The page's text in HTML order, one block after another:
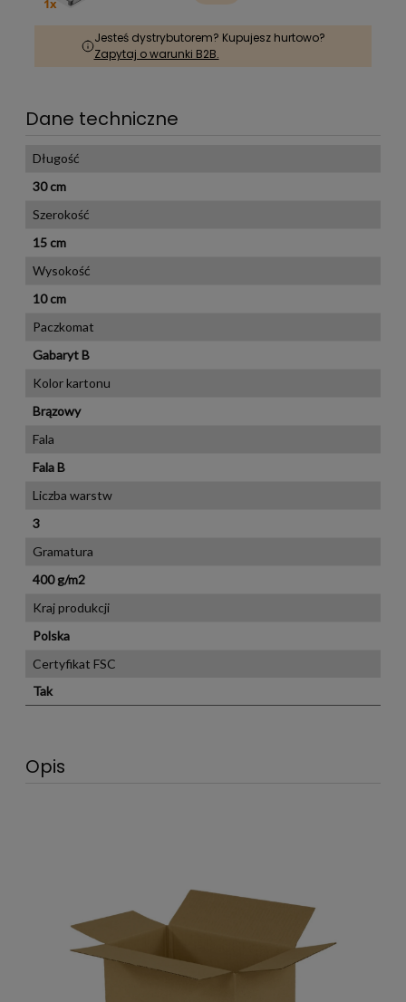
Jesteś dystrybutorem? Kupujesz hurtowo?
Zapytaj o warunki B2B.
Dane techniczne
Długość
30 cm
Szerokość
15 cm
Wysokość
10 cm
Paczkomat
Gabaryt B
Kolor kartonu
Brązowy
Fala
Fala B
Liczba warstw
3
Gramatura
400 g/m2
Kraj produkcji
Polska
Certyfikat FSC
Tak
Opis